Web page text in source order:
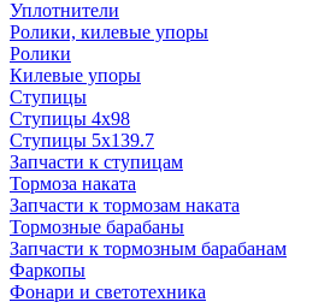
Уплотнители
Ролики, килевые упоры
Ролики
Килевые упоры
Ступицы
Ступицы 4x98
Ступицы 5x139.7
Запчасти к ступицам
Тормоза наката
Запчасти к тормозам наката
Тормозные барабаны
Запчасти к тормозным барабанам
Фаркопы
Фонари и светотехника